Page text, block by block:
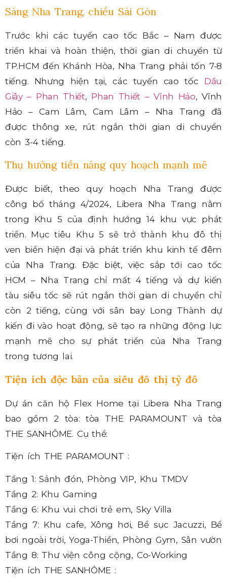
Sáng Nha Trang, chiều Sài Gòn
Trước khi các tuyến cao tốc Bắc – Nam được
triển khai và hoàn thiện, thời gian di chuyển từ
TP.HCM đến Khánh Hòa, Nha Trang phải tốn 7-8
tiếng. Nhưng hiện tại, các tuyến cao tốc Dầu
Giây – Phan Thiết, Phan Thiết – Vĩnh Hảo, Vĩnh
Hảo – Cam Lâm, Cam Lâm – Nha Trang đã
được thông xe, rút ngắn thời gian di chuyển
còn 3-4 tiếng.
Thụ hưởng tiền năng quy hoạch mạnh mẽ
Được biết, theo quy hoạch Nha Trang được
công bố tháng 4/2024, Libera Nha Trang nằm
trong Khu 5 của định hướng 14 khu vực phát
triển. Mục tiêu Khu 5 sẽ trở thành khu đô thị
ven biển hiện đại và phát triển khu kinh tế đêm
của Nha Trang. Đặc biệt, việc sắp tới cao tốc
HCM – Nha Trang chỉ mất 4 tiếng và dự kiến
tàu siêu tốc sẽ rút ngắn thời gian di chuyển chỉ
còn 2 tiếng, cùng với sân bay Long Thành dự
kiến đi vào hoạt động, sẽ tạo ra những động lực
mạnh mẽ cho sự phát triển của Nha Trang
trong tương lai.
Tiện ích độc bản của siêu đô thị tỷ đô
Dự án căn hộ Flex Home tại Libera Nha Trang
bao gồm 2 tòa: tòa THE PARAMOUNT và tòa
THE SANHÔME. Cụ thể:
Tiện ích THE PARAMOUNT :
Tầng 1: Sảnh đón, Phòng VIP, Khu TMDV
Tầng 2: Khu Gaming
Tầng 6: Khu vui chơi trẻ em, Sky Villa
Tầng 7: Khu cafe, Xông hơi, Bể sục Jacuzzi, Bể
bơi ngoài trời, Yoga-Thiền, Phòng Gym, Sân vườn
Tầng 8: Thư viện công cộng, Co-Working
Tiện ích THE SANHÔME :